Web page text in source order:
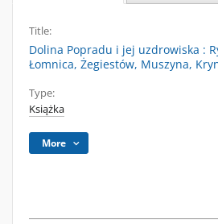
Title:
Dolina Popradu i jej uzdrowiska :
Łomnica, Żegiestów, Muszyna,
Type:
Książka
More